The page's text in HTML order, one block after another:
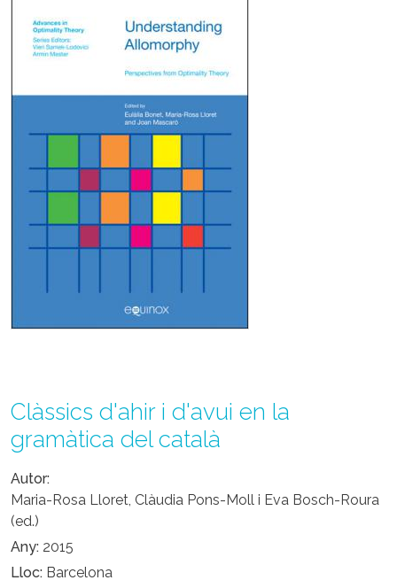
Clàssics d'ahir i d'avui en la
gramàtica del català
Autor
Maria-Rosa Lloret, Clàudia Pons-Moll i Eva Bosch-Roura
(ed.)
Any 2015
Lloc Barcelona